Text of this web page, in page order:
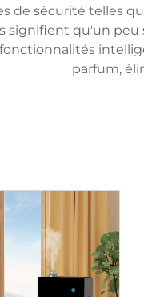
de sécurité telles
signifient qu'un peu
parfum,